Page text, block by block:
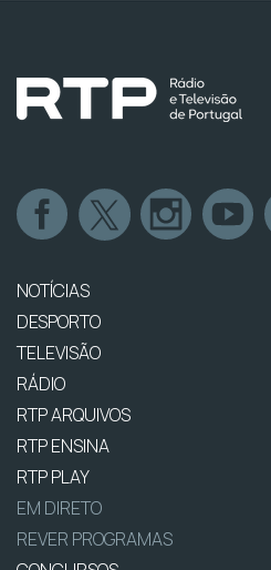
NOTÍCIAS
DESPORTO
TELEVISÃO
RÁDIO
RTP ARQUIVOS
RTP ENSINA
RTP PLAY
EM DIRETO
REVER PROGRAMAS